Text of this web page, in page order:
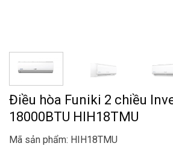
Điều hòa Funiki 2 chiều
18000BTU HIH18TMU
Mã sản phẩm: HIH18TMU